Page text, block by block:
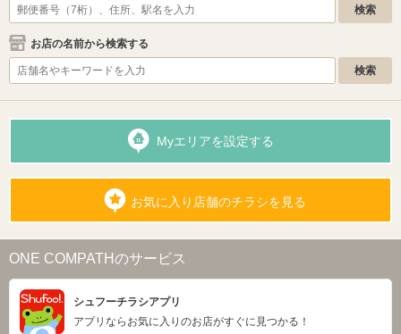
お店の名前から検索する
Myエリアを設定する
お気に入り店舗のチラシを見る
ONE COMPATHのサービス
シュフーチラシアプリ
アプリならお気に入りのお店がすぐに見つかる！